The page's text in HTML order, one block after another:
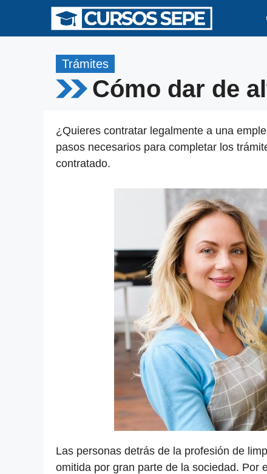
contenido
Trámites
Cómo dar de
¿Quieres contratar legalmente a una
pasos necesarios para completar los
contratado.
Las personas detrás de la profesión de
omitida por gran parte de la sociedad. Por